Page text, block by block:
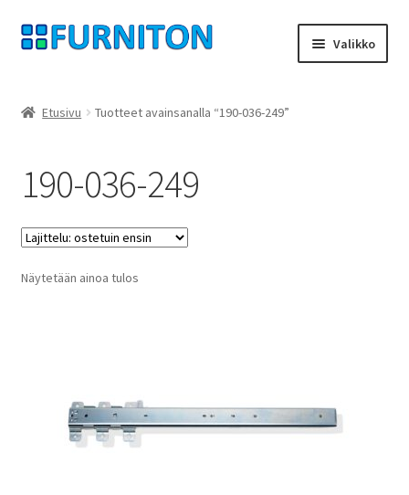
Siirry
navigointiin
Siirry
sisältöön
Valikko
yksityisyyttä
peruuttamisoikeus
Ottaa yhteyttä
Laivaliikenne
Etusivu Tuotteet avainsanalla “190-036-249”
190-036-249
Näytetään ainoa tulos